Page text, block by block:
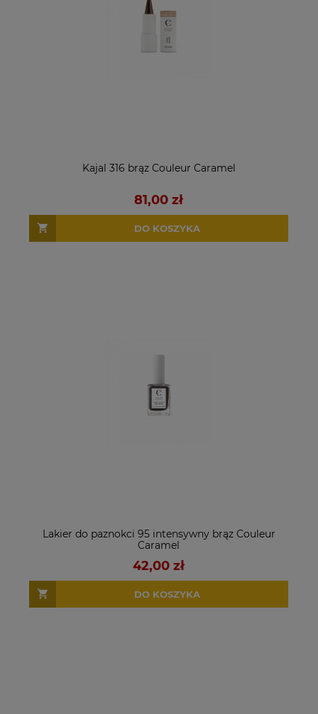
Kajal 316 brąz Couleur Caramel
81,00 zł
DO KOSZYKA
Lakier do paznokci 95 intensywny brąz Couleur
Caramel
42,00 zł
DO KOSZYKA